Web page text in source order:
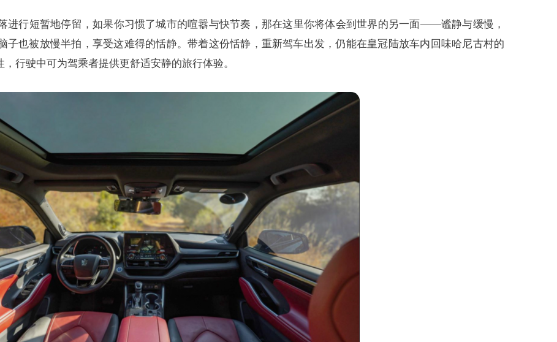
进行短暂地停留，如果你习惯了城市的喧嚣与快节奏，那在这里你将体会到世界的另一面——谧静与缓慢，
子也被放慢半拍，享受这难得的恬静。带着这份恬静，重新驾车出发，仍能在皇冠陆放车内回味哈尼古村的
行驶中可为驾乘者提供更舒适安静的旅行体验。